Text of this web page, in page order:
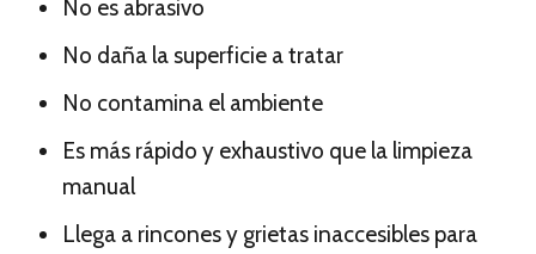
No es abrasivo
No daña la superficie a tratar
No contamina el ambiente
Es más rápido y exhaustivo que la limpieza
manual
Llega a rincones y grietas inaccesibles para